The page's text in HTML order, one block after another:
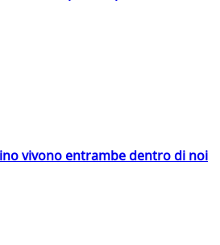
vivono entrambe dentro di noi